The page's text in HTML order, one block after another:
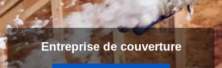
Entreprise de couverture